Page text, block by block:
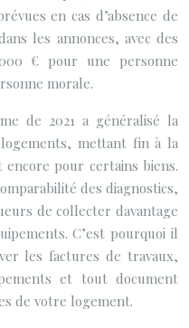
en cas d’absence de
les annonces, avec des
€ pour une personne
morale.
de 2021 a généralisé la
mettant fin à la
pour certains biens.
des diagnostics,
de collecter davantage
C’est pourquoi il
les factures de travaux,
et tout document
de votre logement.